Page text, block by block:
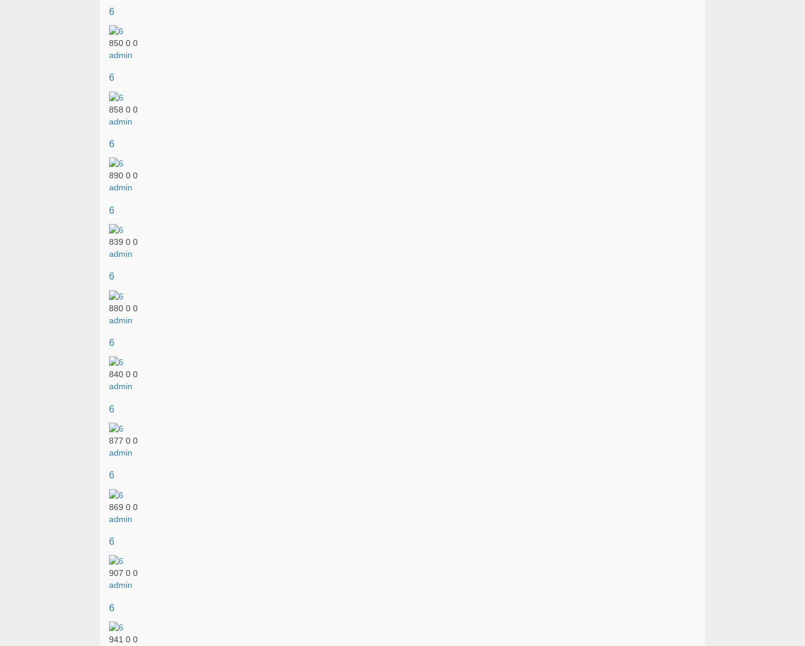
6
850 0 0
admin
6
858 0 0
admin
6
890 0 0
admin
6
839 0 0
admin
6
880 0 0
admin
6
840 0 0
admin
6
877 0 0
admin
6
869 0 0
admin
6
907 0 0
admin
6
941 0 0